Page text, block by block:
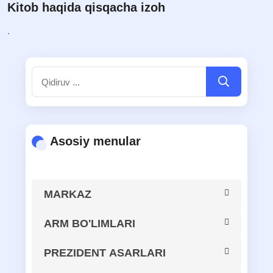
Kitob haqida qisqacha izoh
.
Asosiy menular
MARKAZ
ARM BO'LIMLARI
PREZIDENT ASARLARI